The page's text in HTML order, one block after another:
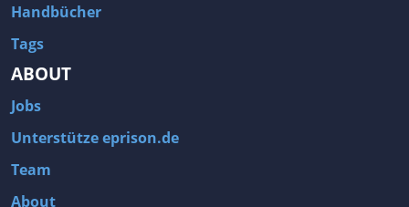
Handbücher
Tags
ABOUT
Jobs
Unterstütze eprison.de
Team
About